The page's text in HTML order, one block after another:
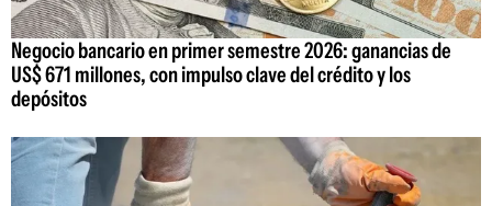
Negocio bancario en primer semestre 2026: ganancias de
US$ 671 millones, con impulso clave del crédito y los
depósitos